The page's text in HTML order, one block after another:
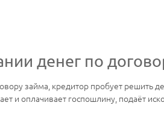
денег по
займа, кредитор пробует решить
и оплачивает госпошлину, подаёт